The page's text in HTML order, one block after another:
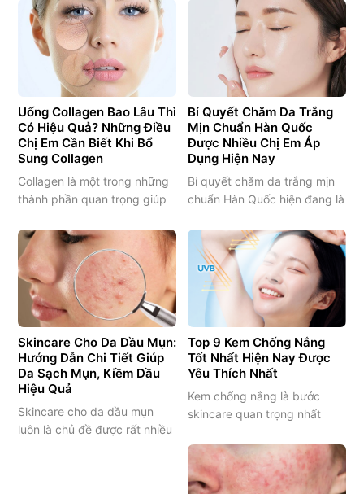
Uống Collagen Bao Lâu Thì
Có Hiệu Quả? Những Điều
Chị Em Cần Biết Khi Bổ
Sung Collagen
Collagen là một trong những
thành phần quan trọng giúp
sự khỏe mạnh của cơ thể.
Hiện nay rất nhiều chị em lựa
chọn bổ sung collagen để cải
thiện làn da, hỗ trợ chống lão
hóa và duy trì nét tươi trẻ lâu
dài. Tuy nhiên…
Bí Quyết Chăm Da Trắng
Mịn Chuẩn Hàn Quốc
Được Nhiều Chị Em Áp
Dụng Hiện Nay
Bí quyết chăm da trắng mịn
chuẩn Hàn Quốc hiện đang là
nhiều chị em quan tâm trong
những năm gần đây. Không
khó để nhận ra rằng phụ nữ
Hàn Quốc thường sở hữu làn
da trắng sáng, căng bóng,
mịn màng và luôn giữ được
vẻ tươi…
Skincare Cho Da Dầu Mụn:
Hướng Dẫn Chi Tiết Giúp
Da Sạch Mụn, Kiềm Dầu
Hiệu Quả
Skincare cho da dầu mụn
luôn là chủ đề được rất nhiều
Top 9 Kem Chống Nắng
Tốt Nhất Hiện Nay Được
Yêu Thích Nhất
Kem chống nắng là bước
skincare quan trọng nhất
hại của tia UV, ngăn ngừa lão
hóa, sạm nám và giữ da luôn
sáng khỏe. Dù bạn có dưỡng